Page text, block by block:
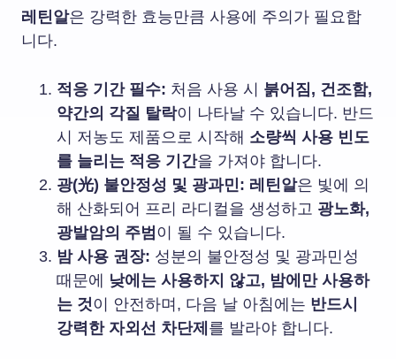
레틴알은 강력한 효능만큼 사용에 주의가 필요합
니다.
적응 기간 필수: 처음 사용 시 붉어짐, 건조함,
약간의 각질 탈락이 나타날 수 있습니다. 반드
시 저농도 제품으로 시작해 소량씩 사용 빈도
를 늘리는 적응 기간을 가져야 합니다.
광(光) 불안정성 및 광과민: 레틴알은 빛에 의
해 산화되어 프리 라디컬을 생성하고 광노화,
광발암의 주범 이 될 수 있습니다.
밤 사용 권장: 성분의 불안정성 및 광과민성
때문에 낮에는 사용하지 않고, 밤에만 사용하
는 것이 안전하며, 다음 날 아침에는 반드시
강력한 자외선 차단제 를 발라야 합니다.